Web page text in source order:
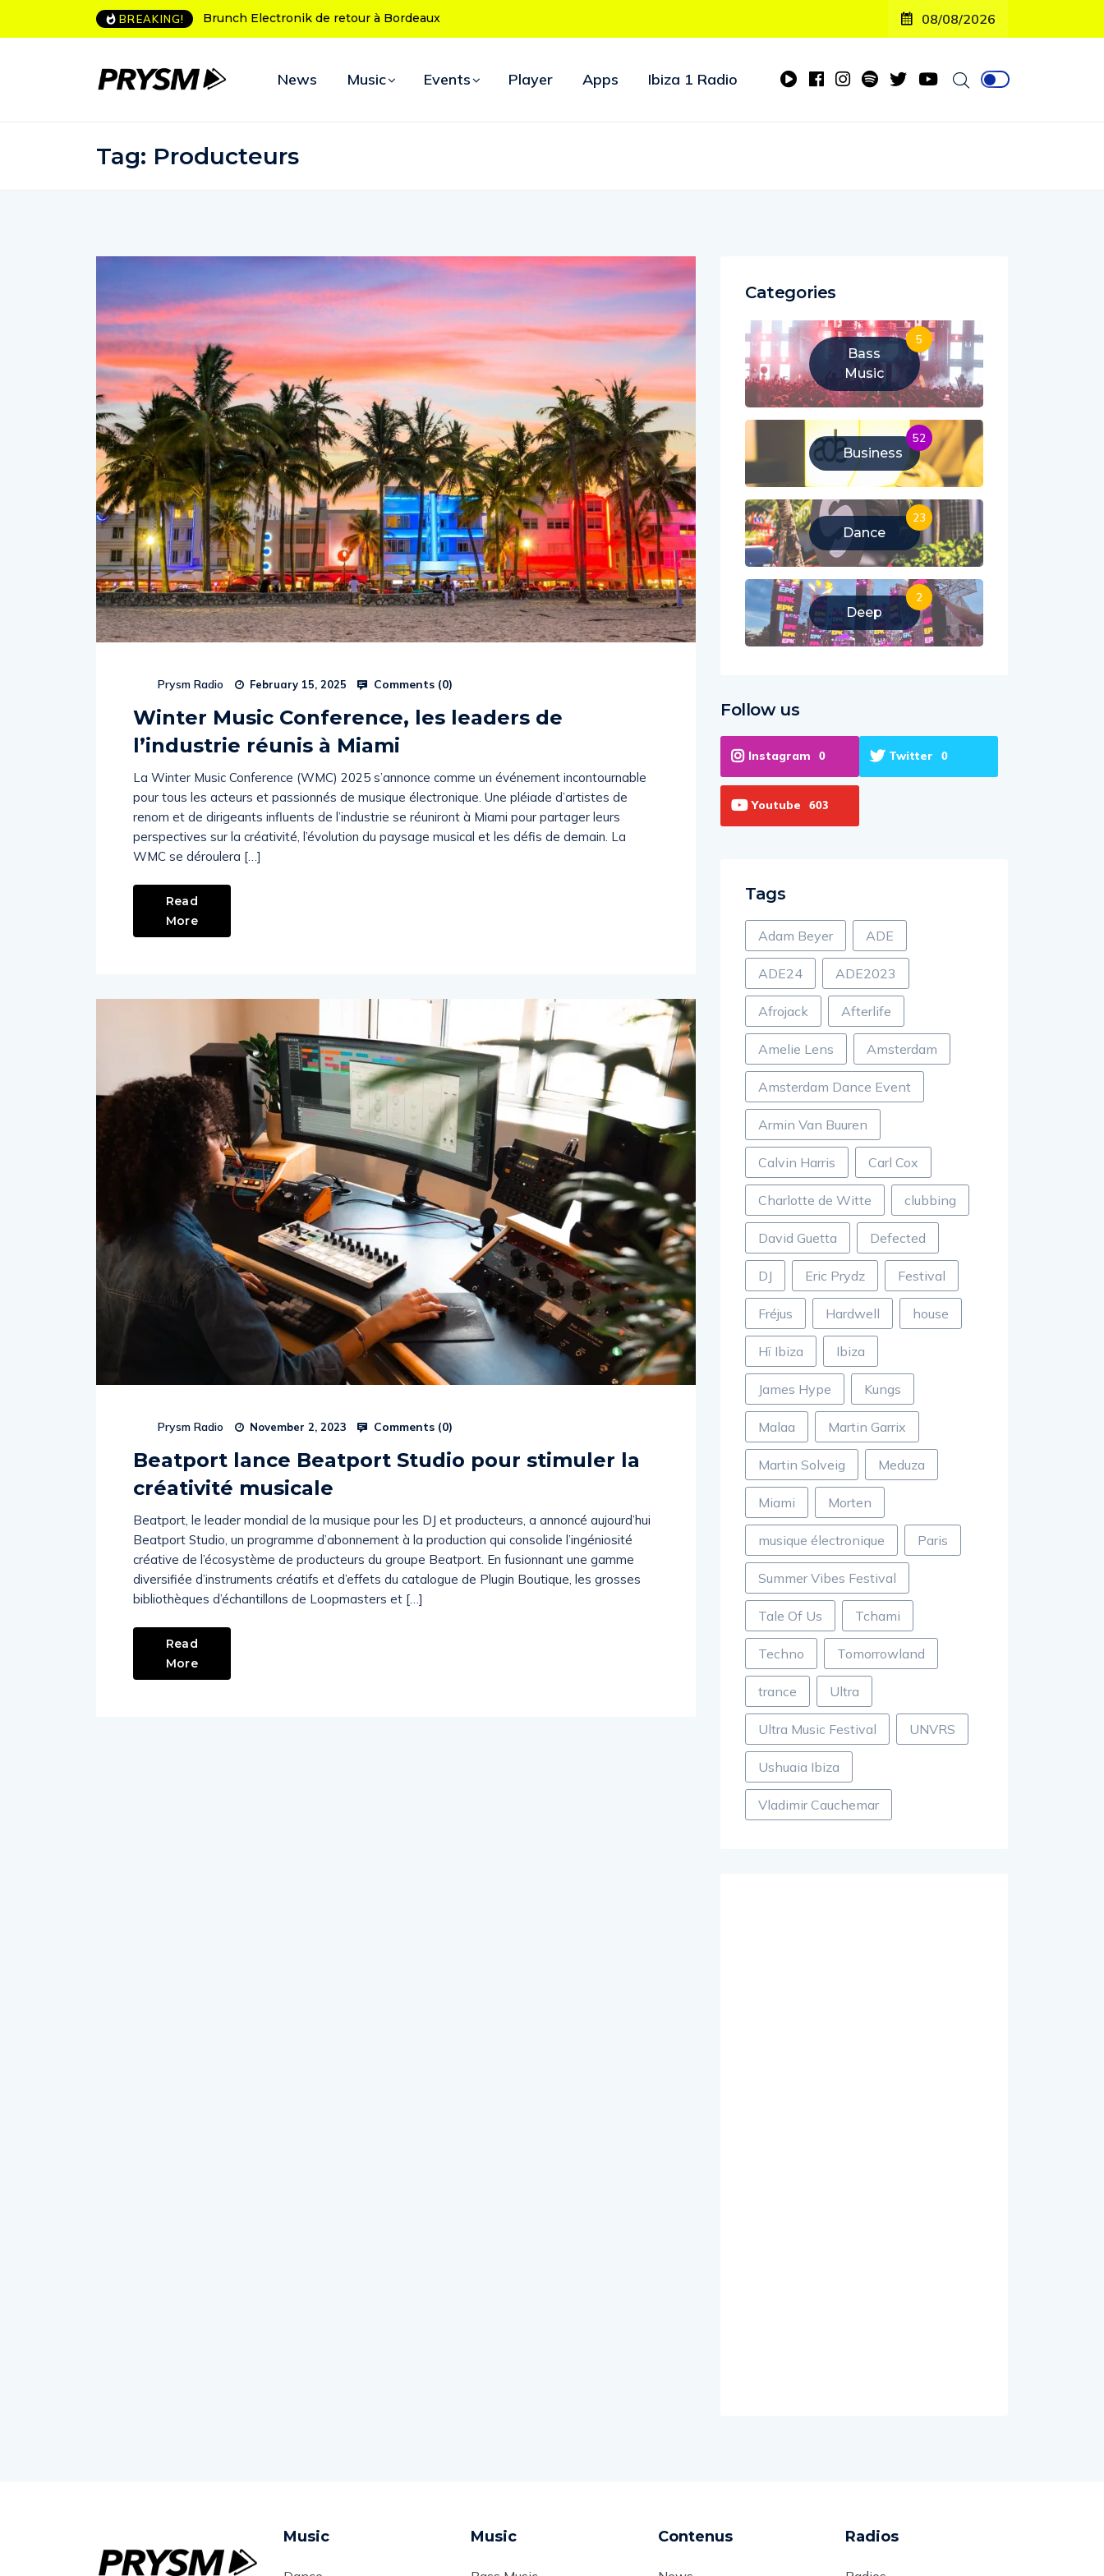
BREAKING!
Electronik de retour à BordeauxL’Amnesia Ibiza fête ses 50 ans : le
programme des soirées d’ouverture
08/08/2026
News Music Events Player Apps Ibiza 1 Radio
Tag: Producteurs
Prysm Radio February 15, 2025 Comments (0)
Winter Music Conference, les leaders de
l’industrie réunis à Miami
La Winter Music Conference (WMC) 2025 s’annonce comme un événement incontournable
pour tous les acteurs et passionnés de musique électronique. Une pléiade d’artistes de
renom et de dirigeants influents de l’industrie se réuniront à Miami pour partager leurs
perspectives sur la créativité, l’évolution du paysage musical et les défis de demain. La
WMC se déroulera […]
Read
More
Prysm Radio November 2, 2023 Comments (0)
Beatport lance Beatport Studio pour stimuler la
créativité musicale
Beatport, le leader mondial de la musique pour les DJ et producteurs, a annoncé aujourd’hui
Beatport Studio, un programme d’abonnement à la production qui consolide l’ingéniosité
créative de l’écosystème de producteurs du groupe Beatport. En fusionnant une gamme
diversifiée d’instruments créatifs et d’effets du catalogue de Plugin Boutique, les grosses
bibliothèques d’échantillons de Loopmasters et […]
Read
More
Categories
Bass
Music
5
Business
52
Dance
23
Deep
2
Follow us
Instagram 0 Twitter 0
Youtube 603
Tags
Adam Beyer ADE
ADE24 ADE2023
Afrojack Afterlife
Amelie Lens Amsterdam
Amsterdam Dance Event
Armin Van Buuren
Calvin Harris Carl Cox
Charlotte de Witte clubbing
David Guetta Defected
DJ Eric Prydz Festival
Fréjus Hardwell house
Hï Ibiza Ibiza
James Hype Kungs
Malaa Martin Garrix
Martin Solveig Meduza
Miami Morten
musique électronique Paris
Summer Vibes Festival
Tale Of Us Tchami
Techno Tomorrowland
trance Ultra
Ultra Music Festival UNVRS
Ushuaia Ibiza
Vladimir Cauchemar
Music Music Contenus Radios